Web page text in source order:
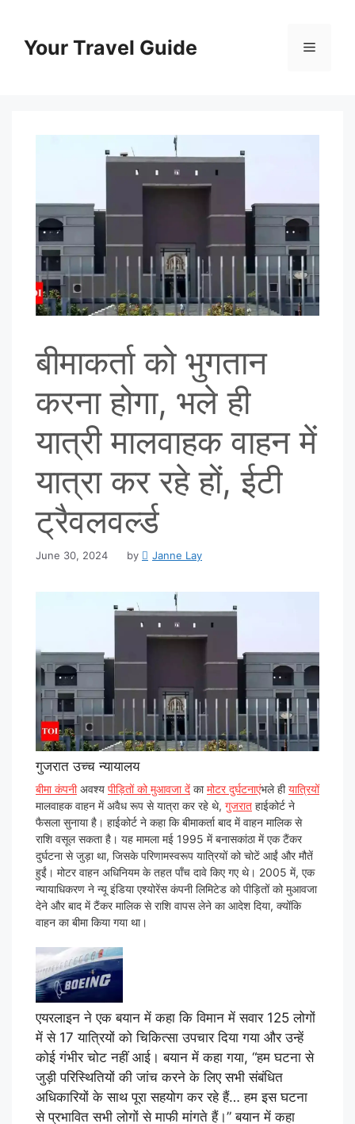
contentYour Travel Guide Menu
बीमाकर्ता को भुगतान
करना होगा, भले ही
यात्री मालवाहक वाहन में
यात्रा कर रहे हों, ईटी
ट्रैवलवर्ल्ड
June 30, 2024 by Janne Lay
गुजरात उच्च न्यायालय
बीमा कंपनीअवश्य पीड़ितों को मुआवजा दें कामोटर दुर्घटनाएंभले हीयात्रियों
मालवाहक वाहन में अवैध रूप से यात्रा कर रहे थे, गुजरात हाईकोर्ट ने
फैसला सुनाया है। हाईकोर्ट ने कहा कि बीमाकर्ता बाद में वाहन मालिक से
राशि वसूल सकता है। यह मामला मई 1995 में बनासकांठा में एक टैंकर
दुर्घटना से जुड़ा था, जिसके परिणामस्वरूप यात्रियों को चोटें आईं और मौतें
हुईं। मोटर वाहन अधिनियम के तहत पाँच दावे किए गए थे। 2005 में, एक
न्यायाधिकरण ने न्यू इंडिया एश्योरेंस कंपनी लिमिटेड को पीड़ितों को मुआवजा
देने और बाद में टैंकर मालिक से राशि वापस लेने का आदेश दिया, क्योंकि
वाहन का बीमा किया गया था।
एयरलाइन ने एक बयान में कहा कि विमान में सवार 125 लोगों
में से 17 यात्रियों को चिकित्सा उपचार दिया गया और उन्हें
कोई गंभीर चोट नहीं आई। बयान में कहा गया, “हम घटना से
जुड़ी परिस्थितियों की जांच करने के लिए सभी संबंधित
अधिकारियों के साथ पूरा सहयोग कर रहे हैं… हम इस घटना
से प्रभावित सभी लोगों से माफी मांगते हैं।” बयान में कहा